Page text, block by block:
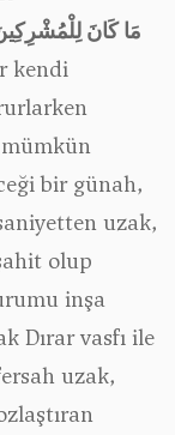
مَا كَانَ
kendi
bir günah,
uzak,
olup
inşa
Dırar vasfı ile
uzak,